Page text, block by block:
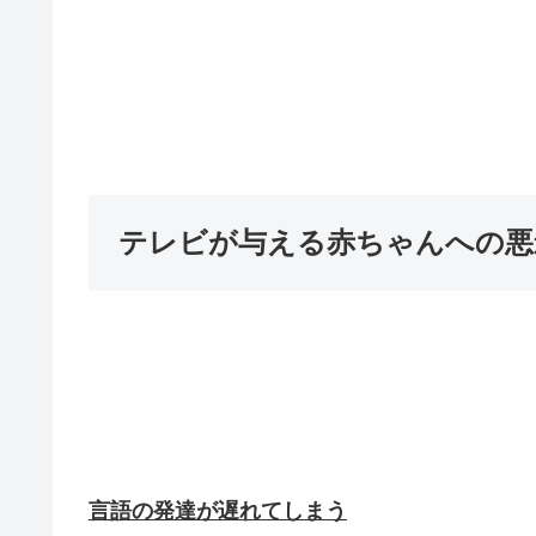
テレビが与える赤ちゃんへの
言語の発達が遅れてしまう